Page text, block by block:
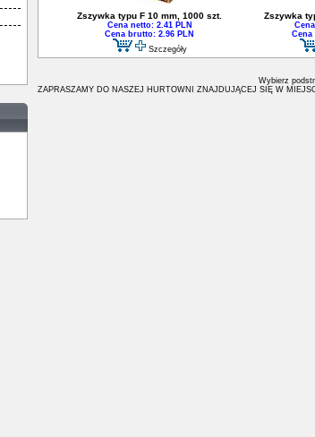
Zszywka typu F 10 mm, 1000 szt.
Cena netto: 2.41 PLN
Cena brutto: 2.96 PLN
Szczegóły
Zszywka
Cena
Wybierz
ZAPRASZAMY DO NASZEJ HURTOWNI ZNAJDUJĄCEJ SIĘ W